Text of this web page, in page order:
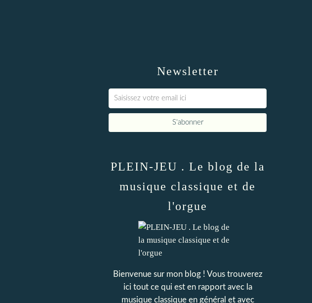
Newsletter
PLEIN-JEU . Le blog de la
musique classique et de
l'orgue
Bienvenue sur mon blog ! Vous trouverez
ici tout ce qui est en rapport avec la
musique classique en général et avec